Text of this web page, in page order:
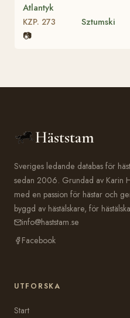
Atlantyk
KZP. 273
📷
Sztumski
Häststam
Sveriges ledande databas för
sedan 2006. Grundad av Karin
med en passion för hästar och
byggd av hästälskare, för
info@haststam.se
Facebook
UTFORSKA
Start